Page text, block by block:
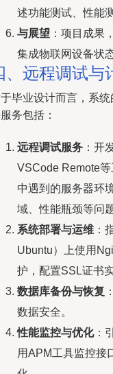
述功能测试、性能
与展望 ：项目成果
集成物联网设备状
、远程调试与
毕业设计而言，系
务包括：
远程调试服务 ：开
VSCode Remote
中遇到的服务器环
域、性能瓶颈等问题
系统部署与运维 ：
Ubuntu）上使用
护，配置SSL证书
数据库备份与恢复
数据安全。
性能监控与优化：
用APM工具监控接